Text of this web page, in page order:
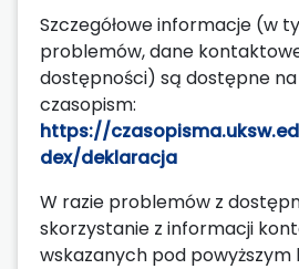
Szczegółowe informacje (w
problemów, dane
dostępności) są dostępne
czasopism:
https://
dex/deklaracja
W razie problemów z
skorzystanie z informacji
wskazanych pod powyższym